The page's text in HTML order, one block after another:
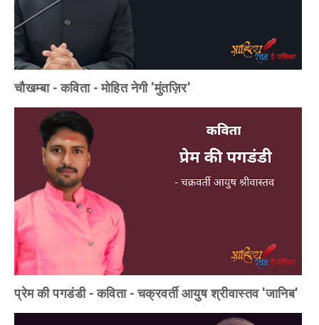
चौखम्बा - कविता - मोहित नेगी 'मुंतज़िर'
प्रेम की पगडंडी - कविता - चक्रवर्ती आयुष श्रीवास्तव 'जानिब'